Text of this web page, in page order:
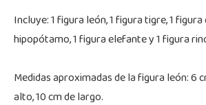
Incluye: 1 figura león, 1 figura tigre, 1
hipopótamo, 1 figura elefante y 1 figura
Medidas aproximadas de la figura león: 6
alto, 10 cm de largo.